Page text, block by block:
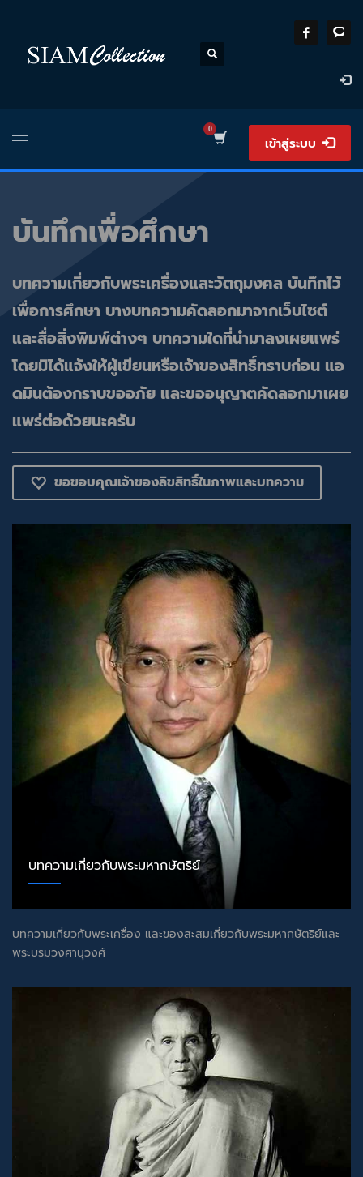
เข้าสู่ระบบ
บันทึกเพื่อศึกษา
บทความเกี่ยวกับพระเครื่องและวัตถุมงคล บันทึกไว้
เพื่อการศึกษา บางบทความคัดลอกมาจากเว็บไซต์
และสื่อสิ่งพิมพ์ต่างๆ บทความใดที่นำมาลงเผยแพร่
โดยมิได้แจ้งให้ผู้เขียนหรือเจ้าของสิทธิ์ทราบก่อน แอ
ดมินต้องกราบขออภัย และขออนุญาตคัดลอกมาเผย
แพร่ต่อด้วยนะครับ
ขอขอบคุณเจ้าของลิขสิทธิ์ในภาพและบทความ
บทความเกี่ยวกับพระมหากษัตริย์
บทความเกี่ยวกับพระเครื่อง และของสะสมเกี่ยวกับพระมหากษัตริย์และ
พระบรมวงศานุวงศ์